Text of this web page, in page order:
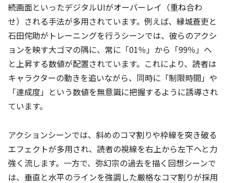
続画面といったデジタルUIがオーバーレイ（重ね合わ
せ）される手法が多用されています。例えば、縁城蒼吏と
石田侘助がトレーニングを行うシーンでは、彼らのアクシ
ョンを映す大ゴマの隅に、常に「01％」から「99％」へ
と上昇する数値が配置されています。これにより、読者は
キャラクターの動きを追いながら、同時に「制限時間」や
「達成度」という数値を無意識に把握するように誘導され
ています。
アクションシーンでは、斜めのコマ割りや枠線を突き破る
エフェクトが多用され、読者の視線を右上から左下へと力
強く流します。一方で、弥幻宗の過去を描く回想シーンで
は、垂直と水平のラインを強調した厳格なコマ割りが採用